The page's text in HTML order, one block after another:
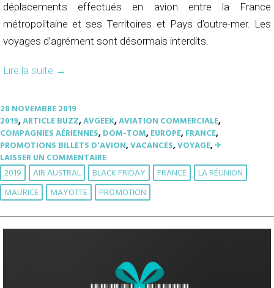
déplacements effectués en avion entre la France
métropolitaine et ses Territoires et Pays d’outre-mer. Les
voyages d’agrément sont désormais interdits.
Lire la suite →
28 NOVEMBRE 2019
2019,ARTICLE BUZZ,AVGEEK,AVIATION COMMERCIALE,
COMPAGNIES AÉRIENNES,DOM-TOM,EUROPE,FRANCE,
PROMOTIONS BILLETS D'AVION,VACANCES,VOYAGE,✈︎
LAISSER UN COMMENTAIRE
2019 AIR AUSTRAL BLACK FRIDAY FRANCE
LA RÉUNION
MAURICE
MAYOTTE PROMOTION